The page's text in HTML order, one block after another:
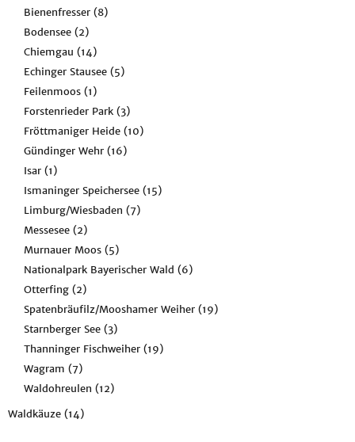
Bienenfresser (8)
Bodensee (2)
Chiemgau (14)
Echinger Stausee (5)
Feilenmoos (1)
Forstenrieder Park (3)
Fröttmaniger Heide (10)
Gündinger Wehr (16)
Isar (1)
Ismaninger Speichersee (15)
Limburg/Wiesbaden (7)
Messesee (2)
Murnauer Moos (5)
Nationalpark Bayerischer Wald (6)
Otterfing (2)
Spatenbräufilz/Mooshamer Weiher (19)
Starnberger See (3)
Thanninger Fischweiher (19)
Wagram (7)
Waldohreulen (12)
Waldkäuze (14)